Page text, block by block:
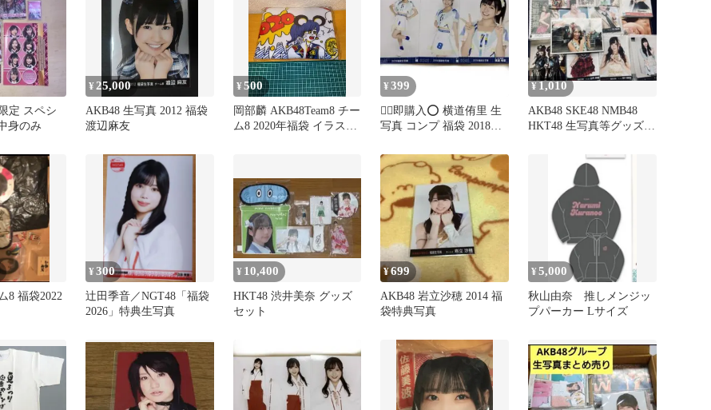
定 スペシ
身のみ
¥25,000
AKB48 生写真 2012 福袋
渡辺麻友
¥500
岡部麟 AKB48Team8 チー
ム8 2020年福袋 イラスト
¥ 399
❁⃘即購入⭕️ 横道侑里 生
写真 コンプ 福袋 2018
¥ 1,010
AKB48 SKE48 NMB48
HKT48 生写真等グッズ53
8 福袋2022
¥300
辻田季音／NGT48「福袋
2026」特典生写真
¥ 10,400
HKT48 渋井美奈 グッズ
セット
¥699
AKB48 岩立沙穂 2014 福
袋特典写真
¥5,000
秋山由奈 推しメンジッ
プパーカー Lサイズ